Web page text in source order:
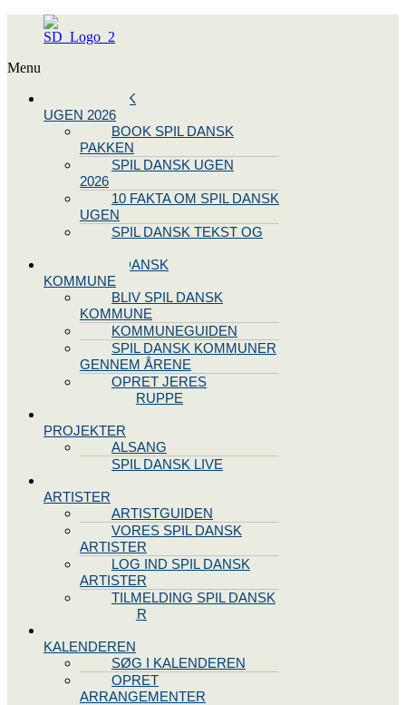
Menu
SPIL DANSK
UGEN 2026
BOOK SPIL DANSK
PAKKEN
SPIL DANSK UGEN
2026
10 FAKTA OM SPIL DANSK
UGEN
SPIL DANSK TEKST OG
BLIV SPIL DANSK
KOMMUNE
BLIV SPIL DANSK
KOMMUNE
KOMMUNEGUIDEN
SPIL DANSK KOMMUNER
GENNEM ÅRENE
OPRET JERES
STYREGRUPPE
PROJEKTER
ALSANG
SPIL DANSK LIVE
ARTISTER
ARTISTGUIDEN
VORES SPIL DANSK
ARTISTER
LOG IND SPIL DANSK
ARTISTER
TILMELDING SPIL DANSK
ARTISTER
KALENDEREN
SØG I KALENDEREN
OPRET
ARRANGEMENTER